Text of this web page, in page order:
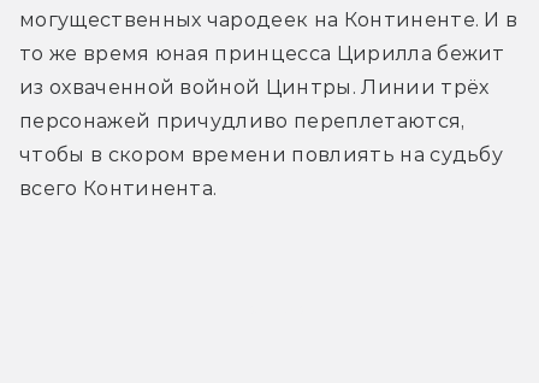
могущественных чародеек на Континенте. И в
то же время юная принцесса Цирилла бежит
из охваченной войной Цинтры. Линии трёх
персонажей причудливо переплетаются,
чтобы в скором времени повлиять на судьбу
всего Континента.